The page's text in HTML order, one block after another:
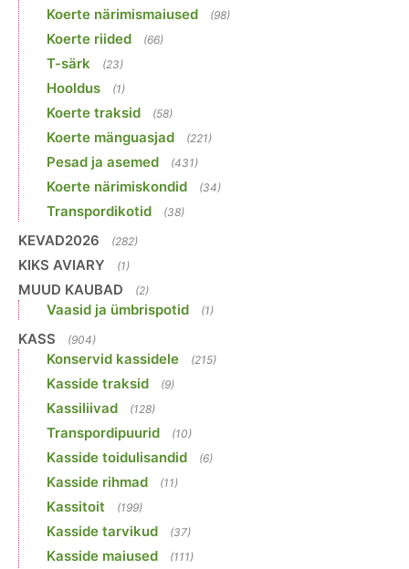
Koerte närimismaiused (98)
Koerte riided (66)
T-särk (23)
Hooldus (1)
Koerte traksid (58)
Koerte mänguasjad (221)
Pesad ja asemed (431)
Koerte närimiskondid (34)
Transpordikotid (38)
KEVAD2026 (282)
KIKS AVIARY (1)
MUUD KAUBAD (2)
Vaasid ja ümbrispotid (1)
KASS (904)
Konservid kassidele (215)
Kasside traksid (9)
Kassiliivad (128)
Transpordipuurid (10)
Kasside toidulisandid (6)
Kasside rihmad (11)
Kassitoit (199)
Kasside tarvikud (37)
Kasside maiused (111)